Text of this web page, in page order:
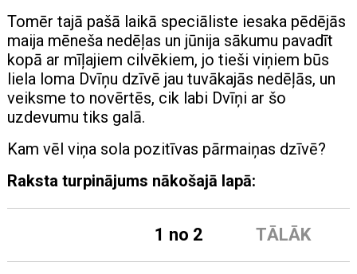
Tomēr tajā pašā laikā speciāliste iesaka pēdējās
maija mēneša nedēļas un jūnija sākumu pavadīt
kopā ar mīļajiem cilvēkiem, jo tieši viņiem būs
liela loma Dvīņu dzīvē jau tuvākajās nedēļās, un
veiksme to novērtēs, cik labi Dvīņi ar šo
uzdevumu tiks galā.
Kam vēl viņa sola pozitīvas pārmaiņas dzīvē?
Raksta turpinājums nākošajā lapā:
TĀLĀK
1 no 2